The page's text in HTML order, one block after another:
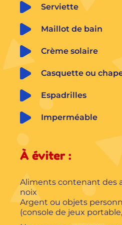
Serviette
Maillot de bain
Crème solaire
Casquette ou
Espadrilles
Imperméable
À éviter :
Aliments contenant des
noix
Argent ou objets
(console de jeux